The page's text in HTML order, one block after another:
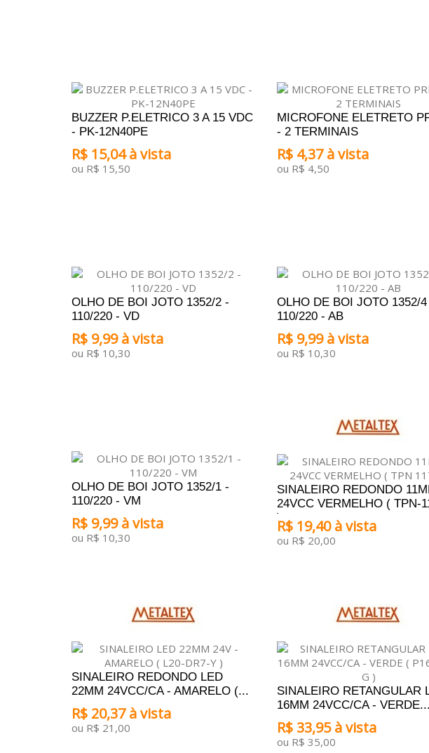
BUZZER P.ELETRICO 3 A 15 VDC
- PK-12N40PE
R$ 15,04 à vista
ou R$ 15,50
MICROFONE ELETRETO
- 2 TERMINAIS
R$ 4,37 à vista
ou R$ 4,50
OLHO DE BOI JOTO 1352/2 -
110/220 - VD
R$ 9,99 à vista
ou R$ 10,30
OLHO DE BOI JOTO 1352/4
110/220 - AB
R$ 9,99 à vista
ou R$ 10,30
OLHO DE BOI JOTO 1352/1 -
110/220 - VM
R$ 9,99 à vista
ou R$ 10,30
SINALEIRO REDONDO
24VCC VERMELHO ( TPN-
)R$ 19,40 à vista
ou R$ 20,00
SINALEIRO REDONDO LED
22MM 24VCC/CA - AMARELO (...
R$ 20,37 à vista
ou R$ 21,00
SINALEIRO RETANGULAR
16MM 24VCC/CA - VERDE...
R$ 33,95 à vista
ou R$ 35,00